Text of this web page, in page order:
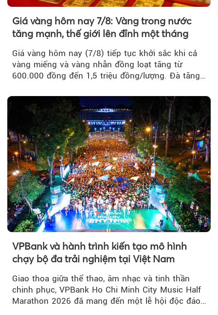
Giá vàng hôm nay 7/8: Vàng trong nước
tăng mạnh, thế giới lên đỉnh một tháng
Giá vàng hôm nay (7/8) tiếp tục khởi sắc khi cả
vàng miếng và vàng nhẫn đồng loạt tăng từ
600.000 đồng đến 1,5 triệu đồng/lượng. Đà tăng
vàng thế giới bứt phá lên mức cao nhất trong
một tháng.
VPBank và hành trình kiến tạo mô hình
chạy bộ đa trải nghiệm tại Việt Nam
Giao thoa giữa thể thao, âm nhạc và tinh thần
chinh phục, VPBank Ho Chi Minh City Music Half
Marathon 2026 đã mang đến một lễ hội độc đáo